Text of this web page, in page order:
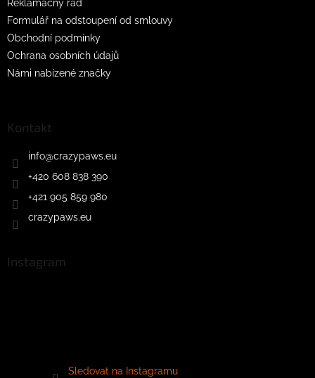
Reklamačný řád
Formulář na odstoupení od smlouvy
Obchodní podmínky
Ochrana osobních údajů
Námi nabízené značky
Kontakt
info@crazypaws.eu
+420 608 838 390
+421 905 859 980
crazypaws.eu
Instagram
Sledovat na Instagramu